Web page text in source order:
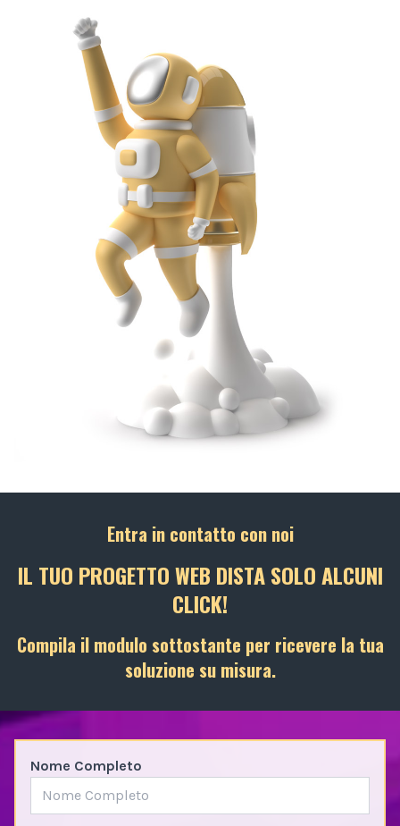
Entra in contatto con noi
IL TUO PROGETTO WEB DISTA SOLO ALCUNI
CLICK!
Compila il modulo sottostante per ricevere la tua
soluzione su misura.
Nome Completo